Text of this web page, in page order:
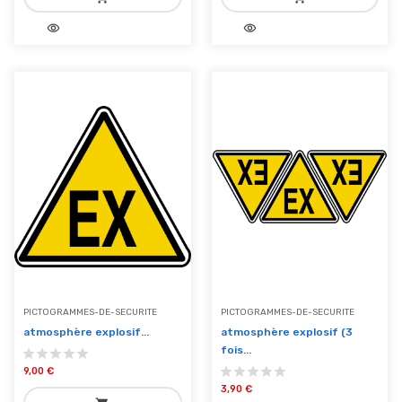
add_shopping_cartvisibility add_shopping_cartvisibility
PICTOGRAMMES-DE-SECURITE
atmosphère explosif...
9,00 €
PICTOGRAMMES-DE-SECURITE
atmosphère explosif (3
fois...
3,90 €